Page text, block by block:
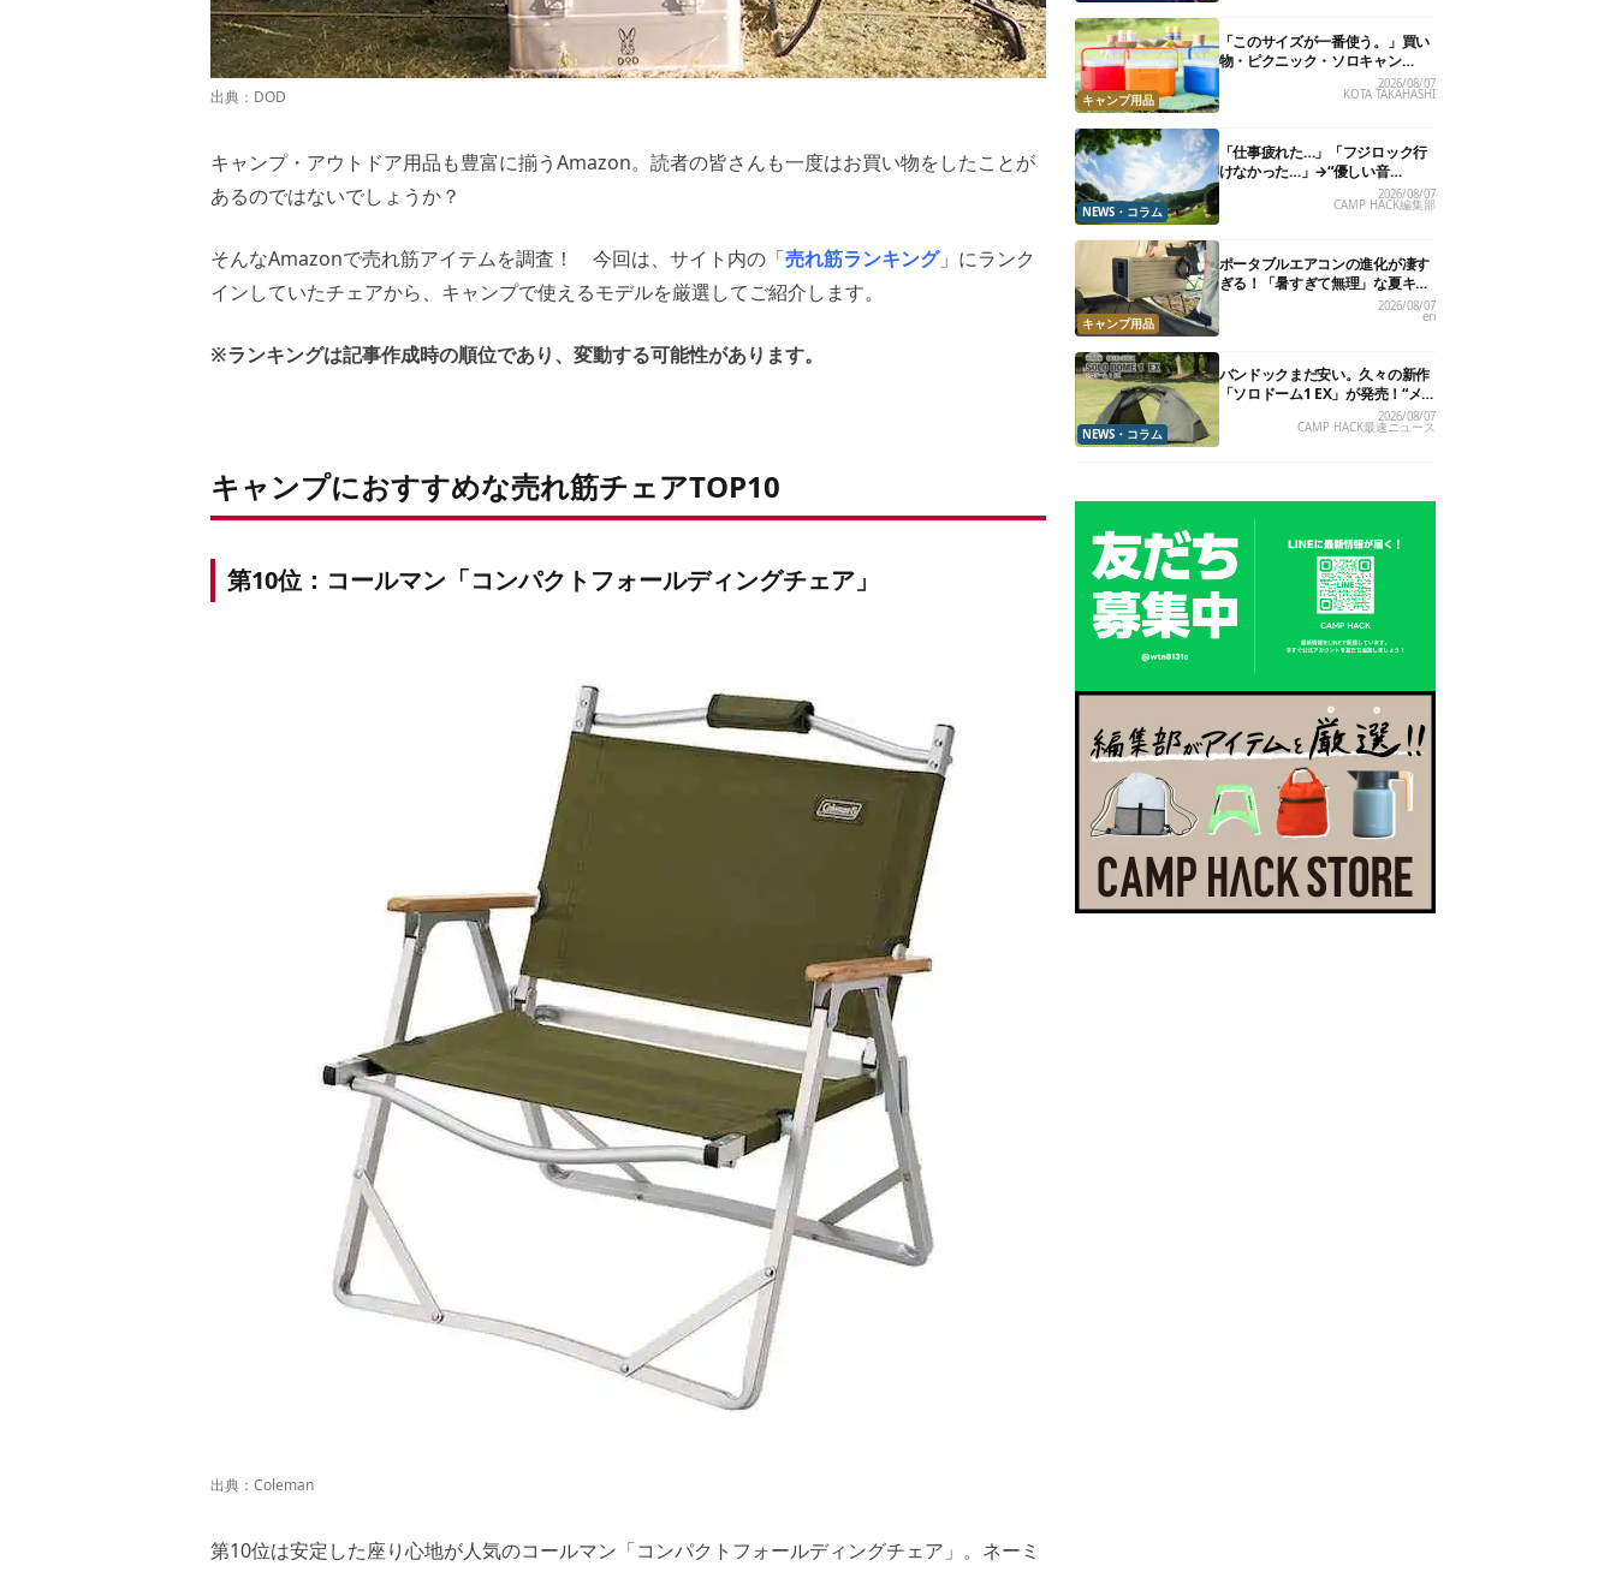
出典： DOD
キャンプ・アウトドア用品も豊富に揃うAmazon。読者の皆さんも一度はお買い物をしたことが
あるのではないでしょうか？
そんなAmazonで売れ筋アイテムを調査！ 今回は、サイト内の「売れ筋ランキング」にランク
インしていたチェアから、キャンプで使えるモデルを厳選してご紹介します。
※ランキングは記事作成時の順位であり、変動する可能性があります。
キャンプにおすすめな売れ筋チェアTOP10
第10位：コールマン「コンパクトフォールディングチェア」
出典： Coleman
第10位は安定した座り心地が人気のコールマン「コンパクトフォールディングチェア」。ネーミ
キャンプ用品
「このサイズが一番使う。」買い
物・ピクニック・ソロキャン
に“ちょうどいい”小型クーラーボ
ックス13選
2026/08/07
KOTA TAKAHASHI
NEWS・コラム
「仕事疲れた…」「フジロック行
けなかった…」→“優しい音
楽”と“大きな自然”で治癒。まだ間
に合います。
2026/08/07
CAMP HACK編集部
キャンプ用品
ポータブルエアコンの進化が凄す
ぎる！「暑すぎて無理」な夏キャ
ンプを激変させる最新5選2026/08/07
eri
NEWS・コラム
バンドックまだ安い。久々の新作
「ソロドーム1 EX」が発売！“メ
ッシュインナー”だけでも使える
よ【防災も◎】
2026/08/07
CAMP HACK最速ニュース